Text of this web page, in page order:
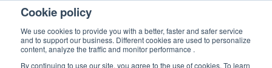
Cookie policy
We use cookies to provide you with a better, faster and safer service
and to support our business. Different cookies are used to personalize
content, analyze the traffic and monitor performance .
By continuing to use our site, you agree to the use of cookies. To learn